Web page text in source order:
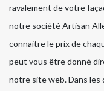
ravalement de votre
notre société Artisan
connaitre le prix de
peut vous être donné
notre site web. Dans les